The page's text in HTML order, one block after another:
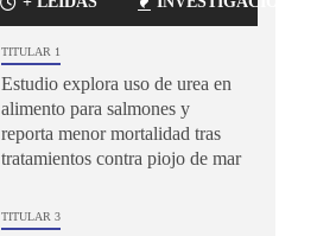
TITULAR 1
Estudio explora uso de urea en
alimento para salmones y
reporta menor mortalidad tras
tratamientos contra piojo de mar
TITULAR 3